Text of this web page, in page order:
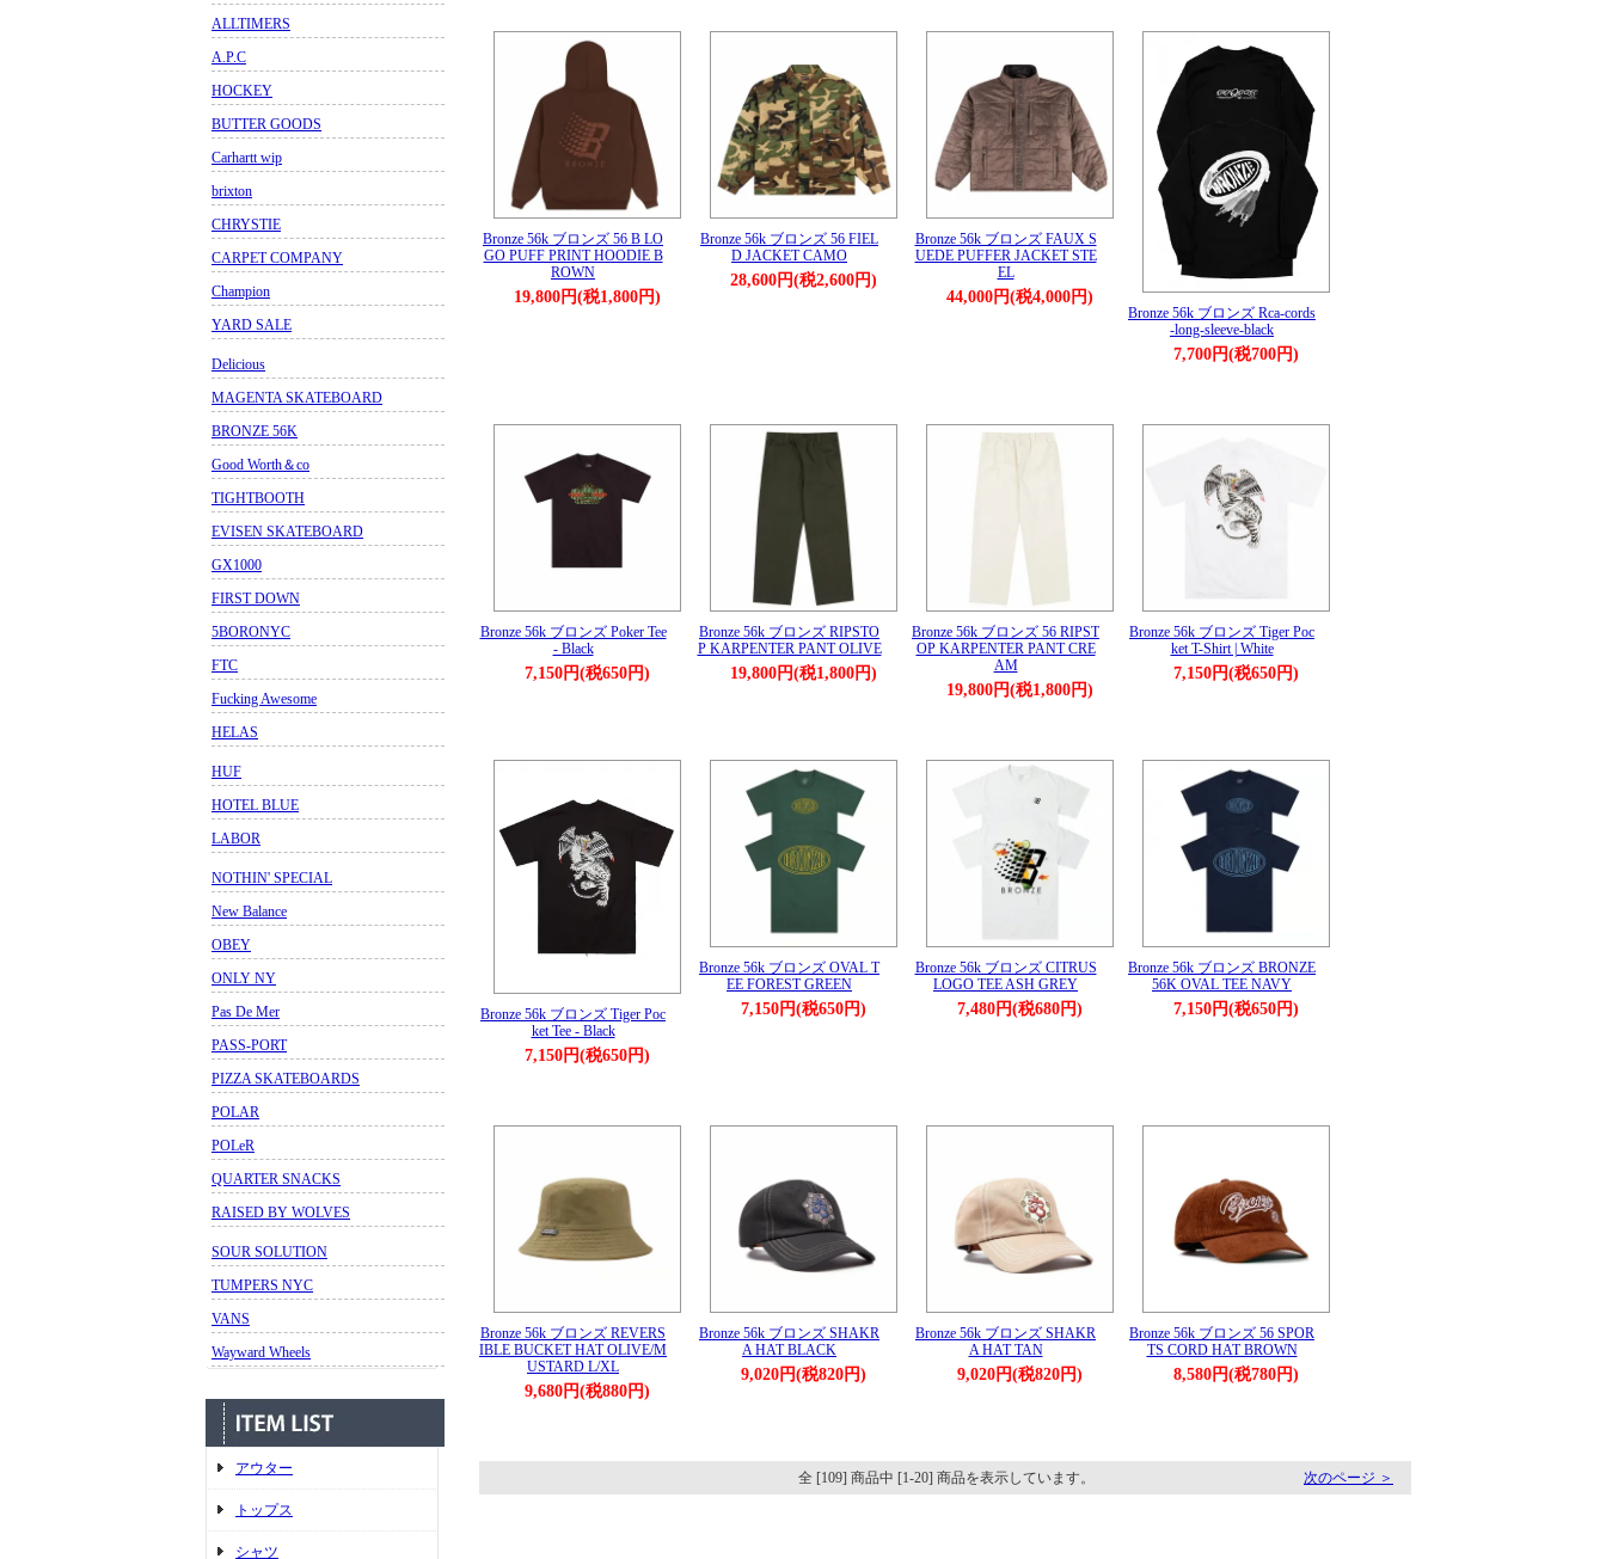
ALLTIMERS
A.P.C
HOCKEY
BUTTER GOODS
Carhartt wip
brixton
CHRYSTIE
CARPET COMPANY
Champion
YARD SALE
Delicious
MAGENTA SKATEBOARD
BRONZE 56K
Good Worth＆co
TIGHTBOOTH
EVISEN SKATEBOARD
GX1000
FIRST DOWN
5BORONYC
FTC
Fucking Awesome
HELAS
HUF
HOTEL BLUE
LABOR
NOTHIN' SPECIAL
New Balance
OBEY
ONLY NY
Pas De Mer
PASS-PORT
PIZZA SKATEBOARDS
POLAR
POLeR
QUARTER SNACKS
RAISED BY WOLVES
SOUR SOLUTION
TUMPERS NYC
VANS
Wayward Wheels
アウター
トップス
シャツ
Bronze 56k ブロンズ 56 B LO
GO PUFF PRINT HOODIE B
ROWN
19,800円(税1,800円)
Bronze 56k ブロンズ 56 FIEL
D JACKET CAMO
28,600円(税2,600円)
Bronze 56k ブロンズ FAUX S
UEDE PUFFER JACKET STE
EL
44,000円(税4,000円)
Bronze 56k ブロンズ Rca-cords
-long-sleeve-black
7,700円(税700円)
Bronze 56k ブロンズ Poker Tee
- Black
7,150円(税650円)
Bronze 56k ブロンズ RIPSTO
P KARPENTER PANT OLIVE
19,800円(税1,800円)
Bronze 56k ブロンズ 56 RIPST
OP KARPENTER PANT CRE
AM
19,800円(税1,800円)
Bronze 56k ブロンズ Tiger Poc
ket T-Shirt | White
7,150円(税650円)
Bronze 56k ブロンズ Tiger Poc
ket Tee - Black
7,150円(税650円)
Bronze 56k ブロンズ OVAL T
EE FOREST GREEN
7,150円(税650円)
Bronze 56k ブロンズ CITRUS
LOGO TEE ASH GREY
7,480円(税680円)
Bronze 56k ブロンズ BRONZE
56K OVAL TEE NAVY
7,150円(税650円)
Bronze 56k ブロンズ REVERS
IBLE BUCKET HAT OLIVE/M
USTARD L/XL
9,680円(税880円)
Bronze 56k ブロンズ SHAKR
A HAT BLACK
9,020円(税820円)
Bronze 56k ブロンズ SHAKR
A HAT TAN
9,020円(税820円)
Bronze 56k ブロンズ 56 SPOR
TS CORD HAT BROWN
8,580円(税780円)
全 [109] 商品中 [1-20] 商品を表示しています。 次のページ ＞